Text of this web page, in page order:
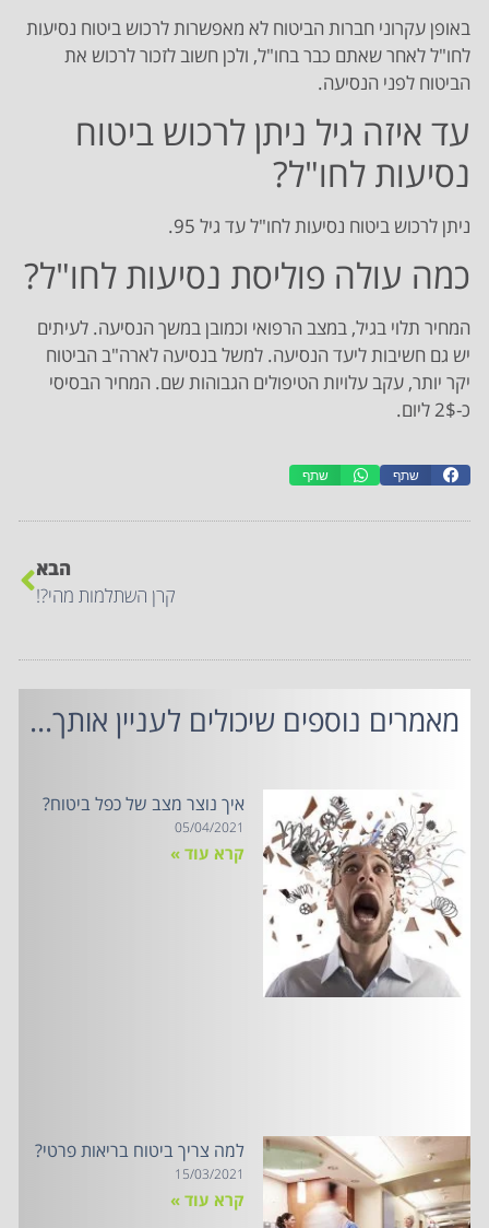
באופן עקרוני חברות הביטוח לא מאפשרות לרכוש ביטוח נסיעות
לחו"ל לאחר שאתם כבר בחו"ל, ולכן חשוב לזכור לרכוש את
הביטוח לפני הנסיעה.
עד איזה גיל ניתן לרכוש ביטוח
נסיעות לחו"ל?
ניתן לרכוש ביטוח נסיעות לחו"ל עד גיל 95.
כמה עולה פוליסת נסיעות לחו"ל?
המחיר תלוי בגיל, במצב הרפואי וכמובן במשך הנסיעה. לעיתים
יש גם חשיבות ליעד הנסיעה. למשל בנסיעה לארה"ב הביטוח
יקר יותר, עקב עלויות הטיפולים הגבוהות שם. המחיר הבסיסי
כ-2$ ליום.
שתף שתף
הבא
קרן השתלמות מהי?!
מאמרים נוספים שיכולים לעניין אותך...
איך נוצר מצב של כפל ביטוח?
05/04/2021
קרא עוד »
למה צריך ביטוח בריאות פרטי?
15/03/2021
קרא עוד »